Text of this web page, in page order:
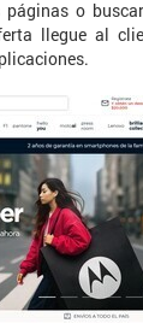
páginas o
llegue al